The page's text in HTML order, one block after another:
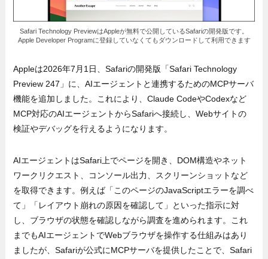
Safari Technology PreviewはAppleが無料で公開しているSafariの開発版です。
Apple Developer Programに登録していなくてもダウンロードして利用できます
Appleは2026年7月1日、Safariの開発版「Safari Technology
Preview 247」に、AIエージェントと連携するためのMCPサーバ
機能を追加しました。これにより、Claude CodeやCodexなど
MCP対応のAIエージェントからSafariへ接続し、Webサイトの
検証やデバッグを行えるようになります。
AIエージェントはSafari上でページを開き、DOM構造やネット
ワークリクエスト、コンソール出力、スクリーンショットなど
を取得できます。例えば「このページのJavaScriptエラーを調べ
て」「レイアウト崩れの原因を確認して」といった指示に対
し、ブラウザの状態を確認しながら調査を進められます。これ
までもAIエージェントでWebブラウザを操作する仕組みはあり
ましたが、Safariが公式にMCPサーバを提供したことで、Safari